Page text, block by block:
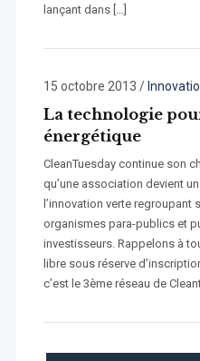
lançant dans […]
15 octobre 2013 /
La technologie
énergétique
CleanTuesday continue son
qu’une association devient
l’innovation verte regroupant
organismes para-publics et
investisseurs. Rappelons à
libre sous réserve
c’est le 3ème réseau de